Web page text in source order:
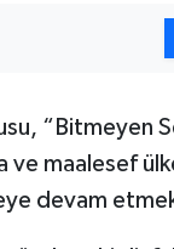
“Bitmeyen
ve maalesef
devam